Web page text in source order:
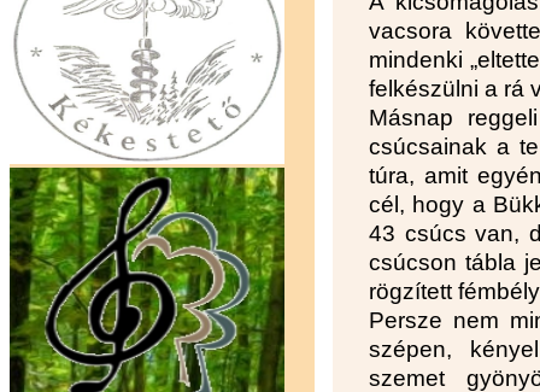
vacsora
mindenki
felkészülni a rá
Másnap
csúcsainak a
túra, amit
cél, hogy a
43 csúcs van,
csúcson tábla
rögzített
Persze nem
szépen,
szemet